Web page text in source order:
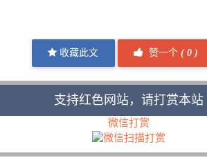
收藏此文 赞一个( 0 )
支持红色网站，请打赏本站
微信打赏